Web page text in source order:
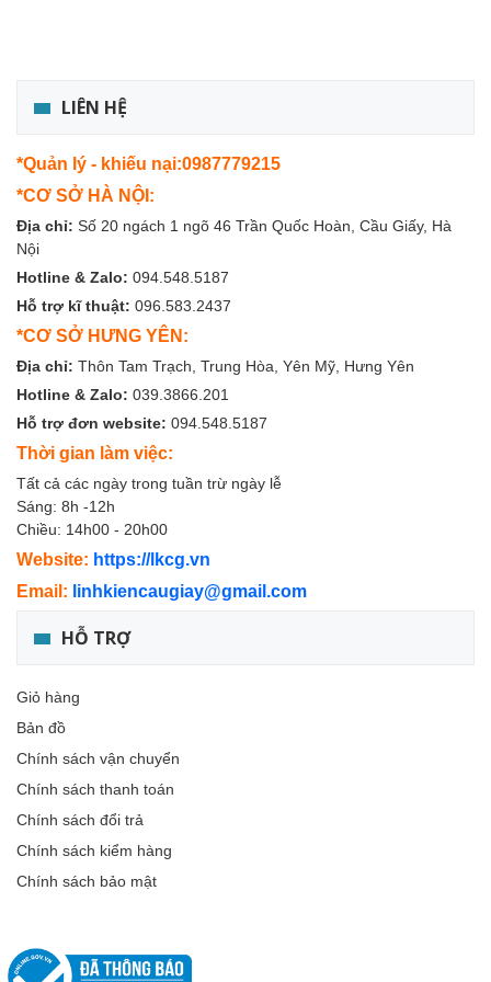
LIÊN HỆ
*Quản lý - khiếu nại:0987779215
*CƠ SỞ HÀ NỘI:
Địa chỉ: Số 20 ngách 1 ngõ 46 Trần Quốc Hoàn, Cầu Giấy, Hà
Nội
Hotline & Zalo: 094.548.5187
Hỗ trợ kĩ thuật: 096.583.2437
*CƠ SỞ HƯNG YÊN:
Địa chỉ: Thôn Tam Trạch, Trung Hòa, Yên Mỹ, Hưng Yên
Hotline & Zalo: 039.3866.201
Hỗ trợ đơn website: 094.548.5187
Thời gian làm việc:
Tất cả các ngày trong tuần trừ ngày lễ
Sáng: 8h -12h
Chiều: 14h00 - 20h00
Website: https://lkcg.vn
Email: linhkiencaugiay@gmail.com
HỖ TRỢ
Giỏ hàng
Bản đồ
Chính sách vận chuyển
Chính sách thanh toán
Chính sách đổi trả
Chính sách kiểm hàng
Chính sách bảo mật